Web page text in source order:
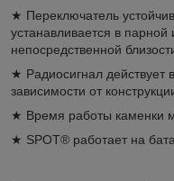
★ Переключатель
устанавливается в
непосредственной
★ Радиосигнал действует
зависимости от
★ Время работы каменки
★ SPOT® работает на